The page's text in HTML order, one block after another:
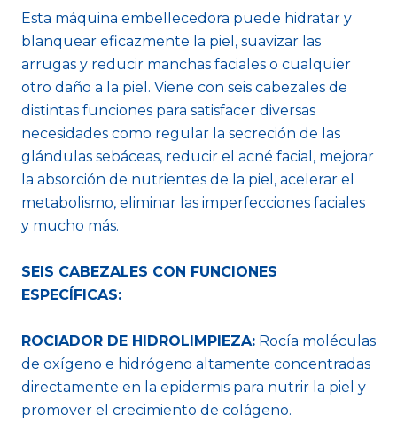
Esta máquina embellecedora puede hidratar y
blanquear eficazmente la piel, suavizar las
arrugas y reducir manchas faciales o cualquier
otro daño a la piel. Viene con seis cabezales de
distintas funciones para satisfacer diversas
necesidades como regular la secreción de las
glándulas sebáceas, reducir el acné facial, mejorar
la absorción de nutrientes de la piel, acelerar el
metabolismo, eliminar las imperfecciones faciales
y mucho más.
SEIS CABEZALES CON FUNCIONES
ESPECÍFICAS:
ROCIADOR DE HIDROLIMPIEZA: Rocía moléculas
de oxígeno e hidrógeno altamente concentradas
directamente en la epidermis para nutrir la piel y
promover el crecimiento de colágeno.